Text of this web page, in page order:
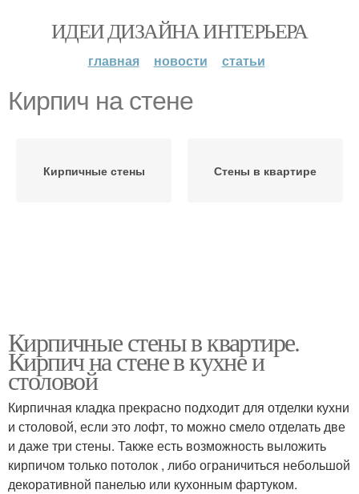
ИДЕИ ДИЗАЙНА ИНТЕРЬЕРА
главная новости статьи
Кирпич на стене
Кирпичные стены Стены в квартире
Кирпичные стены в квартире.
Кирпич на стене в кухне и
столовой
Кирпичная кладка прекрасно подходит для отделки кухни
и столовой, если это лофт, то можно смело отделать две
и даже три стены. Также есть возможность выложить
кирпичом только потолок , либо ограничиться небольшой
декоративной панелью или кухонным фартуком.